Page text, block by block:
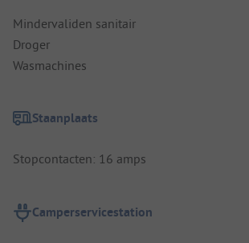
Mindervaliden sanitair
Droger
Wasmachines
Staanplaats
Stopcontacten: 16 amps
Camperservicestation